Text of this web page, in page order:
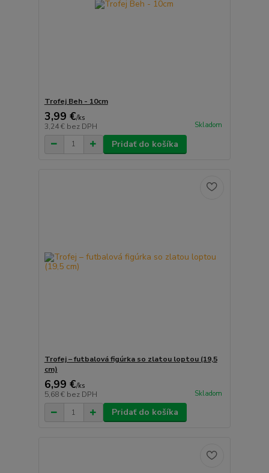
Trofej Beh - 10cm
3,99 €/ks
3,24 € bez DPH Skladom
Pridať do košíka
Trofej – futbalová figúrka so zlatou loptou (19,5
cm)
6,99 €/ks
5,68 € bez DPH Skladom
Pridať do košíka